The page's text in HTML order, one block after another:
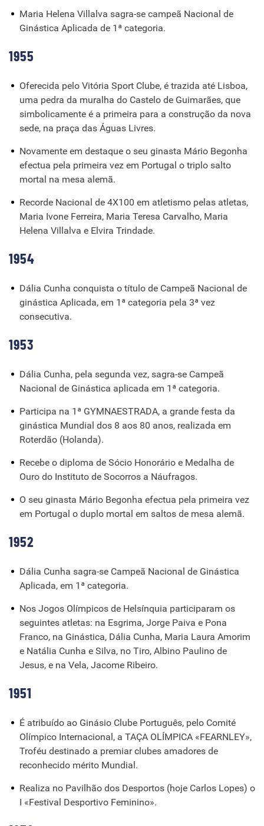
Maria Helena Villalva sagra-se campeã Nacional de
Ginástica Aplicada de 1ª categoria.
1955
Oferecida pelo Vitória Sport Clube, é trazida até Lisboa,
uma pedra da muralha do Castelo de Guimarães, que
simbolicamente é a primeira para a construção da nova
sede, na praça das Águas Livres.
Novamente em destaque o seu ginasta Mário Begonha
efectua pela primeira vez em Portugal o triplo salto
mortal na mesa alemã.
Recorde Nacional de 4X100 em atletismo pelas atletas,
Maria Ivone Ferreira, Maria Teresa Carvalho, Maria
Helena Villalva e Elvira Trindade.
1954
Dália Cunha conquista o título de Campeã Nacional de
ginástica Aplicada, em 1ª categoria pela 3ª vez
consecutiva.
1953
Dália Cunha, pela segunda vez, sagra-se Campeã
Nacional de Ginástica aplicada em 1ª categoria.
Participa na 1ª GYMNAESTRADA, a grande festa da
ginástica Mundial dos 8 aos 80 anos, realizada em
Roterdão (Holanda).
Recebe o diploma de Sócio Honorário e Medalha de
Ouro do Instituto de Socorros a Náufragos.
O seu ginasta Mário Begonha efectua pela primeira vez
em Portugal o duplo mortal em saltos de mesa alemã.
1952
Dália Cunha sagra-se Campeã Nacional de Ginástica
Aplicada, em 1ª categoria.
Nos Jogos Olímpicos de Helsínquia participaram os
seguintes atletas: na Esgrima, Jorge Paiva e Pona
Franco, na Ginástica, Dália Cunha, Maria Laura Amorim
e Natália Cunha e Silva, no Tiro, Albino Paulino de
Jesus, e na Vela, Jacome Ribeiro.
1951
É atribuído ao Ginásio Clube Português, pelo Comité
Olímpico Internacional, a TAÇA OLÍMPICA «FEARNLEY»,
Troféu destinado a premiar clubes amadores de
reconhecido mérito Mundial.
Realiza no Pavilhão dos Desportos (hoje Carlos Lopes) o
I «Festival Desportivo Feminino».